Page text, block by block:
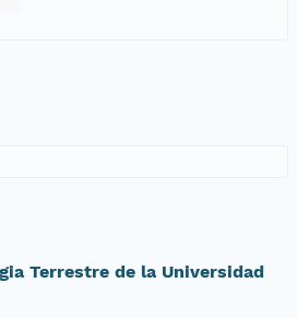
Terrestre de la Universidad